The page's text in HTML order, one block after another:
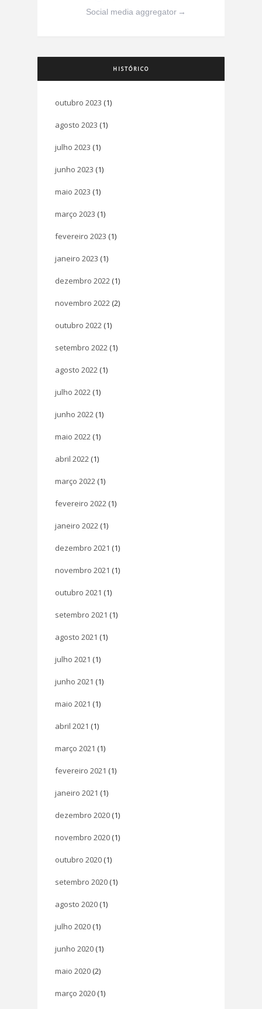
Social media aggregator →
HISTÓRICO
outubro 2023 (1)
agosto 2023 (1)
julho 2023 (1)
junho 2023 (1)
maio 2023 (1)
março 2023 (1)
fevereiro 2023 (1)
janeiro 2023 (1)
dezembro 2022 (1)
novembro 2022 (2)
outubro 2022 (1)
setembro 2022 (1)
agosto 2022 (1)
julho 2022 (1)
junho 2022 (1)
maio 2022 (1)
abril 2022 (1)
março 2022 (1)
fevereiro 2022 (1)
janeiro 2022 (1)
dezembro 2021 (1)
novembro 2021 (1)
outubro 2021 (1)
setembro 2021 (1)
agosto 2021 (1)
julho 2021 (1)
junho 2021 (1)
maio 2021 (1)
abril 2021 (1)
março 2021 (1)
fevereiro 2021 (1)
janeiro 2021 (1)
dezembro 2020 (1)
novembro 2020 (1)
outubro 2020 (1)
setembro 2020 (1)
agosto 2020 (1)
julho 2020 (1)
junho 2020 (1)
maio 2020 (2)
março 2020 (1)